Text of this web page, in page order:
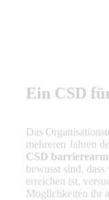
Ein CSD
Das
mehreren Jahren
CSD
bewusst sind,
erreichen ist,
Möglichkeiten ihr